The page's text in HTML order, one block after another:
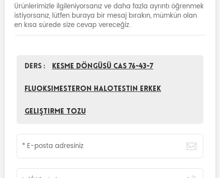
Ürünlerimizle ilgileniyorsanız ve daha fazla ayrıntı öğrenmek
istiyorsanız, lütfen buraya bir mesaj bırakın, mümkün olan
en kısa sürede size cevap vereceğiz.
Ders : Kesme Döngüsü CAS 76-43-7
Fluoksimesteron Halotestin Erkek
Geliştirme Tozu